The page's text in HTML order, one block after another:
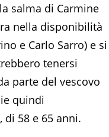
salma di Carmine
nella disponibilità
e Carlo Sarro) e si
tenersi
parte del vescovo
quindi
58 e 65 anni.